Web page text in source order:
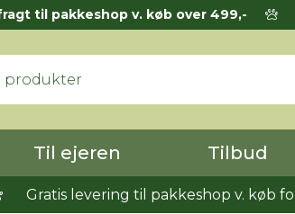
til pakkeshop v. køb over 499,-
Til ejeren Tilbud
Gratis levering til pakkeshop v. køb